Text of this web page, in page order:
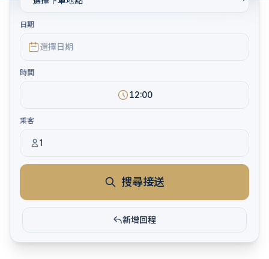
日期
選擇日期
時間
12:00
乘客
1
搜尋接送
新增回程